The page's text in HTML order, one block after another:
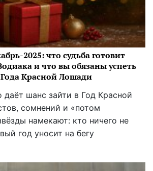
2025: что судьба готовит
и что вы обязаны успеть
Красной Лошади
даёт шанс зайти в Год Красной
сомнений и «потом
намекают: кто ничего не
год уносит на бегу